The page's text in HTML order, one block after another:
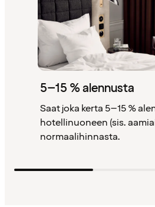
5–15 % alennusta
Saat joka kerta 5–15 %
hotellinuoneen (sis.
normaalihinnasta.